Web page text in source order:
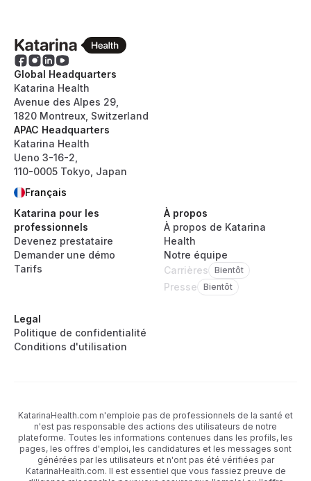
Global Headquarters
Katarina Health
Avenue des Alpes 29,
1820 Montreux, Switzerland
APAC Headquarters
Katarina Health
Ueno 3-16-2,
110-0005 Tokyo, Japan
Français
Katarina pour les
professionnels
Devenez prestataire
Demander une démo
Tarifs
À propos
À propos de Katarina
Health
Notre équipe
Carrières
Bientôt
Presse Bientôt
Legal
Politique de confidentialité
Conditions d'utilisation
KatarinaHealth.com n'emploie pas de professionnels de la santé et
n'est pas responsable des actions des utilisateurs de notre
plateforme. Toutes les informations contenues dans les profils, les
pages, les offres d'emploi, les candidatures et les messages sont
générées par les utilisateurs et n'ont pas été vérifiées par
KatarinaHealth.com. Il est essentiel que vous fassiez preuve de